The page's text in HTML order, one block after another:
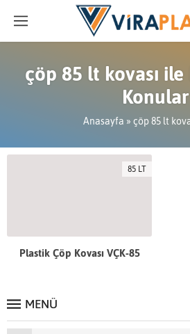
çöp 85 lt kovası
Konular
Anasayfa » çöp 85 lt
85 LT
Plastik Çöp Kovası VÇK-85
MENÜ